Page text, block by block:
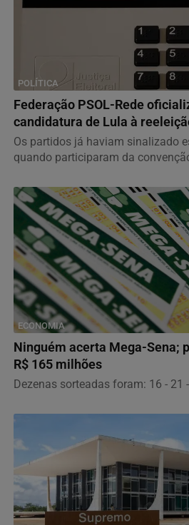
POLÍTICA
Federação PSOL-Rede
candidatura de Lula à
Os partidos já haviam sinalizado
quando participaram da
ECONOMIA
Ninguém acerta Mega-Sena;
R$ 165 milhões
Dezenas sorteadas foram: 16 - 21